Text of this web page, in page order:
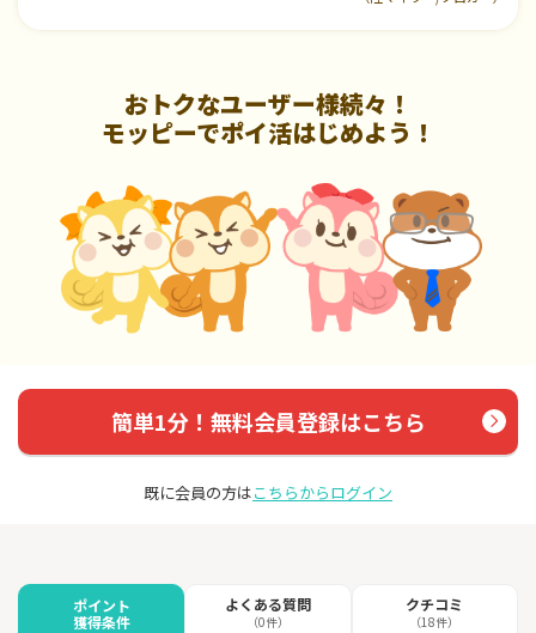
おトクなユーザー様続々！
モッピーでポイ活はじめよう！
簡単1分！無料会員登録はこちら
既に会員の方はこちらからログイン
ポイント
獲得条件
よくある質問
（0件）
クチコミ
（18件）